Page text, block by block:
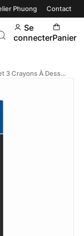
Phuong Contact
Se
connecterPanier
MILAN – Set 3 Crayons À Dessin Blanc